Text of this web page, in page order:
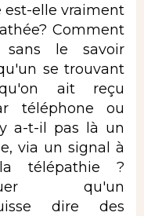
est-elle vraiment
Comment
sans le savoir
se trouvant
ait reçu
téléphone ou
a-t-il pas là un
via un signal à
télépathie ?
qu'un
dire des